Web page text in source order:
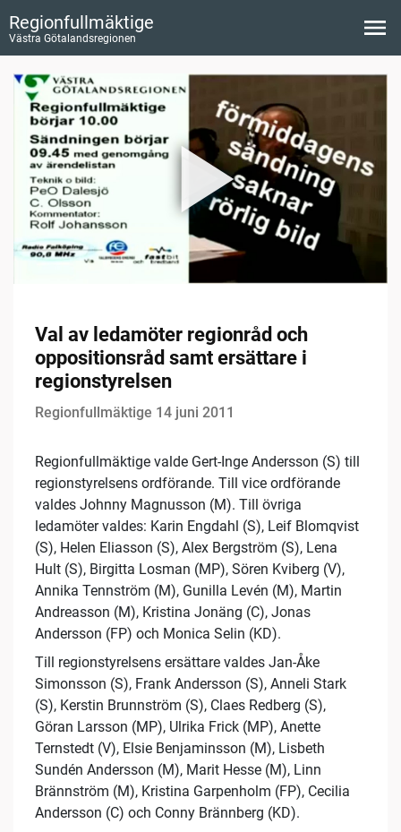
Regionfullmäktige
Västra Götalandsregionen
Val av ledamöter regionråd och
oppositionsråd samt ersättare i
regionstyrelsen
Regionfullmäktige 14 juni 2011
Regionfullmäktige valde Gert-Inge Andersson (S) till
regionstyrelsens ordförande. Till vice ordförande
valdes Johnny Magnusson (M). Till övriga
ledamöter valdes: Karin Engdahl (S), Leif Blomqvist
(S), Helen Eliasson (S), Alex Bergström (S), Lena
Hult (S), Birgitta Losman (MP), Sören Kviberg (V),
Annika Tennström (M), Gunilla Levén (M), Martin
Andreasson (M), Kristina Jonäng (C), Jonas
Andersson (FP) och Monica Selin (KD).
Till regionstyrelsens ersättare valdes Jan-Åke
Simonsson (S), Frank Andersson (S), Anneli Stark
(S), Kerstin Brunnström (S), Claes Redberg (S),
Göran Larsson (MP), Ulrika Frick (MP), Anette
Ternstedt (V), Elsie Benjaminsson (M), Lisbeth
Sundén Andersson (M), Marit Hesse (M), Linn
Brännström (M), Kristina Garpenholm (FP), Cecilia
Andersson (C) och Conny Brännberg (KD).